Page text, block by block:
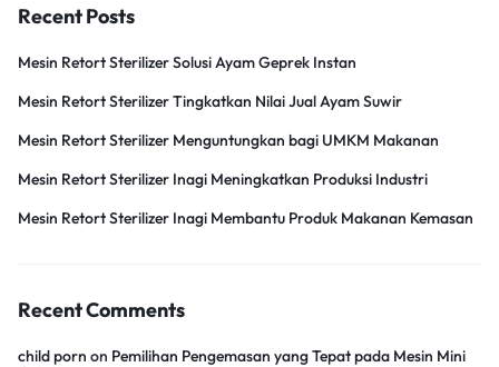
Recent Posts
Mesin Retort Sterilizer Solusi Ayam Geprek Instan
Mesin Retort Sterilizer Tingkatkan Nilai Jual Ayam Suwir
Mesin Retort Sterilizer Menguntungkan bagi UMKM Makanan
Mesin Retort Sterilizer Inagi Meningkatkan Produksi Industri
Mesin Retort Sterilizer Inagi Membantu Produk Makanan Kemasan
Recent Comments
child porn on Pemilihan Pengemasan yang Tepat pada Mesin Mini